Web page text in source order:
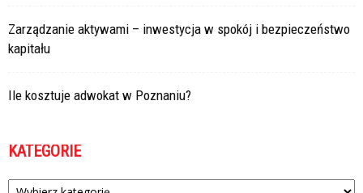
Zarządzanie aktywami – inwestycja w spokój i bezpieczeństwo
kapitału
Ile kosztuje adwokat w Poznaniu?
KATEGORIE
Kategorie